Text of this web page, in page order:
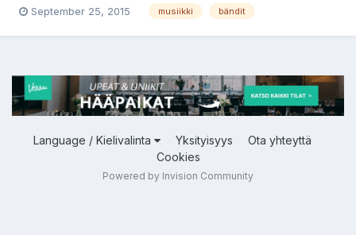
rautalankarokkikin En oikein osaa edetä tässä etsinnässä ja
September 25, 2015 musiikki bändit
Language / Kielivalinta Yksityisyys
Ota yhteyttä
Cookies
Powered by Invision Community